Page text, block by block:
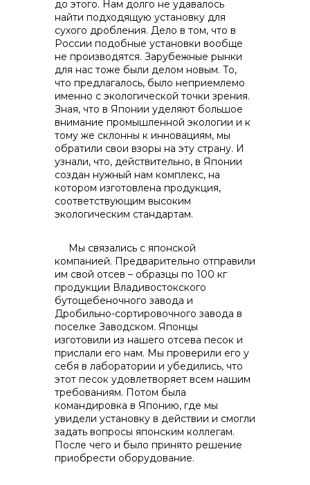
до этого. Нам долго не удавалось
найти подходящую установку для
сухого дробления. Дело в том, что в
России подобные установки вообще
не производятся. Зарубежные рынки
для нас тоже были делом новым. То,
что предлагалось, было неприемлемо
именно с экологической точки зрения.
Зная, что в Японии уделяют большое
внимание промышленной экологии и к
тому же склонны к инновациям, мы
обратили свои взоры на эту страну. И
узнали, что, действительно, в Японии
создан нужный нам комплекс, на
котором изготовлена продукция,
соответствующим высоким
экологическим стандартам.
Мы связались с японской
компанией. Предварительно отправили
им свой отсев – образцы по 100 кг
продукции Владивостокского
бутощебеночного завода и
Дробильно-сортировочного завода в
поселке Заводском. Японцы
изготовили из нашего отсева песок и
прислали его нам. Мы проверили его у
себя в лаборатории и убедились, что
этот песок удовлетворяет всем нашим
требованиям. Потом была
командировка в Японию, где мы
увидели установку в действии и смогли
задать вопросы японским коллегам.
После чего и было принято решение
приобрести оборудование.